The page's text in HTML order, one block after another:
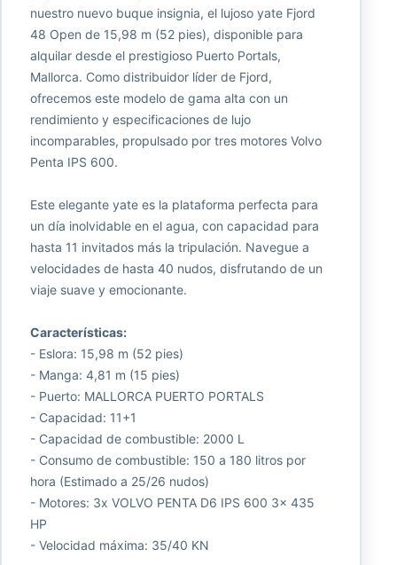
nuestro nuevo buque insignia, el lujoso yate Fjord
48 Open de 15,98 m (52 pies), disponible para
alquilar desde el prestigioso Puerto Portals,
Mallorca. Como distribuidor líder de Fjord,
ofrecemos este modelo de gama alta con un
rendimiento y especificaciones de lujo
incomparables, propulsado por tres motores Volvo
Penta IPS 600.
Este elegante yate es la plataforma perfecta para
un día inolvidable en el agua, con capacidad para
hasta 11 invitados más la tripulación. Navegue a
velocidades de hasta 40 nudos, disfrutando de un
viaje suave y emocionante.
Características:
- Eslora: 15,98 m (52 pies)
- Manga: 4,81 m (15 pies)
- Puerto: MALLORCA PUERTO PORTALS
- Capacidad: 11+1
- Capacidad de combustible: 2000 L
- Consumo de combustible: 150 a 180 litros por
hora (Estimado a 25/26 nudos)
- Motores: 3x VOLVO PENTA D6 IPS 600 3x 435
HP
- Velocidad máxima: 35/40 KN